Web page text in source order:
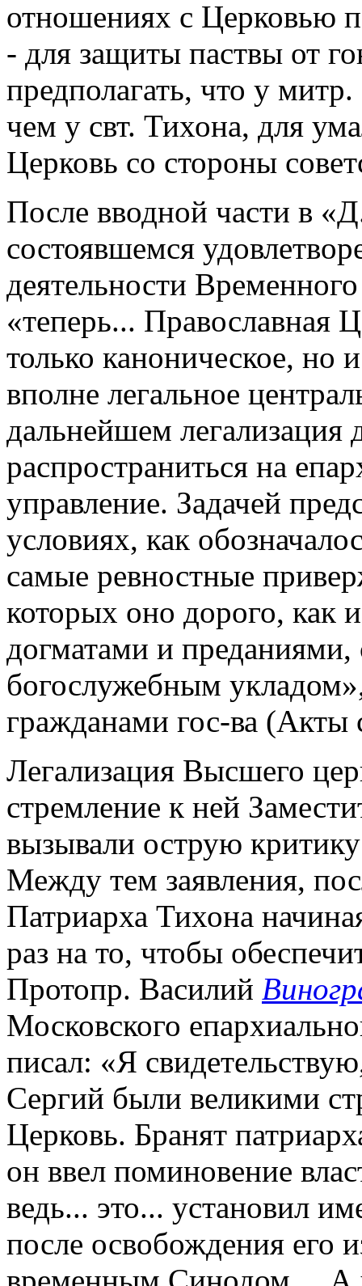
отношениях с Церковью
- для защиты паствы от
предполагать, что у
чем у свт. Тихона, для
Церковь со стороны
После вводной части в
состоявшемся
деятельности
«теперь... Православная
только каноническое, но
вполне легальное
дальнейшем
распространиться на
управление. Задачей
условиях, как
самые ревностные
которых оно дорого, как
догматами и
богослужебным
гражданами гос-ва (Акты
Легализация Высшего
стремление к ней
вызывали острую
Между тем заявления,
Патриарха Тихона
раз на то, чтобы
Протопр. Василий
Московского
писал: «Я
Сергий были великими
Церковь. Бранят
он ввел поминовение
ведь... это... установил
после освобождения его